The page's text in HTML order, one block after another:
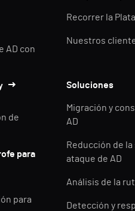
AD con
de
para
para
Recorrer la
Nuestros
Soluciones
Migración y
AD
Reducción de
ataque de AD
Análisis de la
Detección y